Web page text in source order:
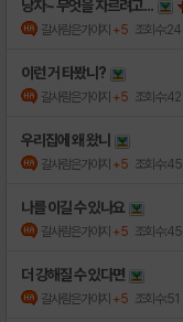
낭자~ 무엇을 자르려고...
갈사람은가야지 +5 조회수:24
이런 거 타봤니?
갈사람은가야지 +5 조회수:42
우리집에 왜 왔니
갈사람은가야지 +5 조회수:45
나를 이길 수 있나요
갈사람은가야지 +5 조회수:45
더 강해질 수 있다면
갈사람은가야지 +5 조회수:51